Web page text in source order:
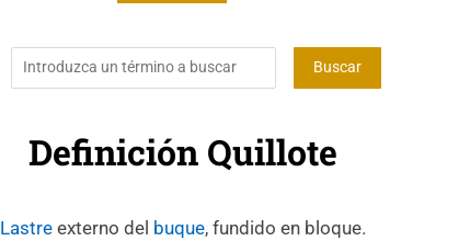
Definición Quillote
Lastre externo del buque, fundido en bloque.